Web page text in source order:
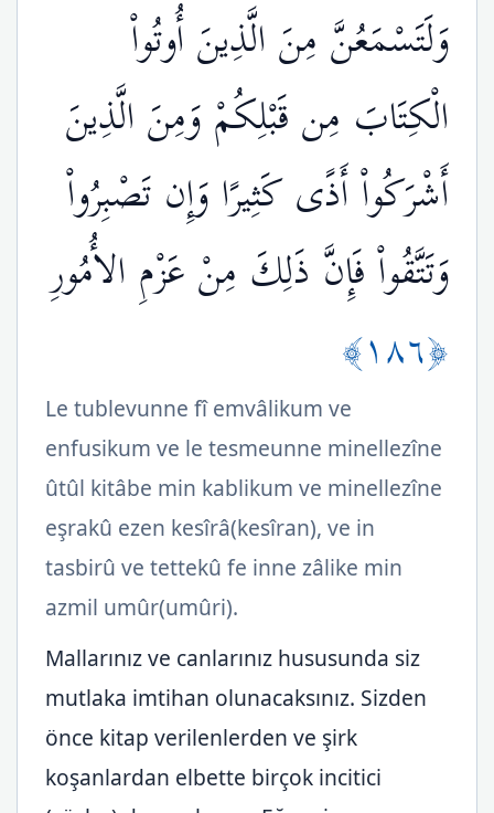
وَلَتَسْمَعُنَّ مِنَ الَّذِينَ أُوتُواْ
الْكِتَابَ مِن قَبْلِكُمْ وَمِنَ الَّذِينَ
أَشْرَكُواْ أَذًى كَثِيرًا وَإِن تَصْبِرُواْ
وَتَتَّقُواْ فَإِنَّ ذَلِكَ مِنْ عَزْمِ الأُمُورِ
﴿١٨٦﴾
Le tublevunne fî emvâlikum ve
enfusikum ve le tesmeunne minellezîne
ûtûl kitâbe min kablikum ve minellezîne
eşrakû ezen kesîrâ(kesîran), ve in
tasbirû ve tettekû fe inne zâlike min
azmil umûr(umûri).
Mallarınız ve canlarınız hususunda siz
mutlaka imtihan olunacaksınız. Sizden
önce kitap verilenlerden ve şirk
koşanlardan elbette birçok incitici